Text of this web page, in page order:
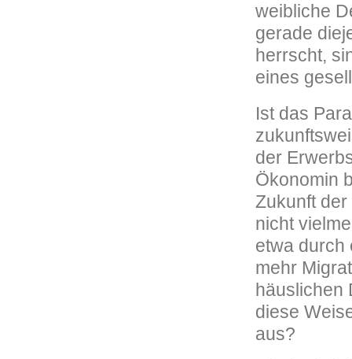
weibliche
gerade
herrscht,
eines
Ist das
der
Ökonomin
Zukunft
nicht
etwa durch
mehr
häuslichen
diese
aus?